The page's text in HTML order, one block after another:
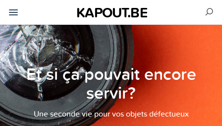
KAPOUT.BE
Et si ça pouvait encore
servir?
Une seconde vie pour vos objets défectueux